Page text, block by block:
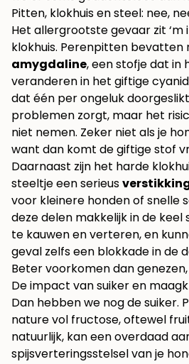
Pitten, klokhuis en steel: nee,
Het allergrootste gevaar zit
klokhuis. Perenpitten bevatten
amygdaline, een stofje dat in
veranderen in het giftige
dat één per ongeluk
problemen zorgt, maar het
niet nemen. Zeker niet als je
want dan komt de giftige stof
Daarnaast zijn het harde
steeltje een serieus
voor kleinere honden of snelle
deze delen makkelijk in de keel
te kauwen en verteren, en
geval zelfs een blokkade in de
Beter voorkomen dan genezen,
De impact van suiker en
Dan hebben we nog de suiker.
nature vol fructose, oftewel
natuurlijk, kan een overdaad
spijsverteringsstelsel van je